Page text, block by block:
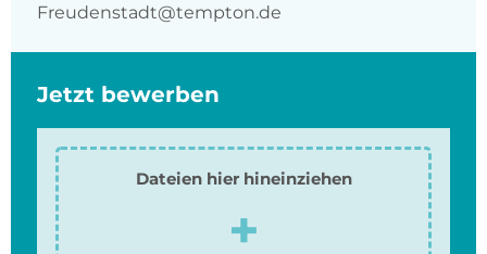
Freudenstadt@tempton.de
Jetzt bewerben
Dateien hier hineinziehen